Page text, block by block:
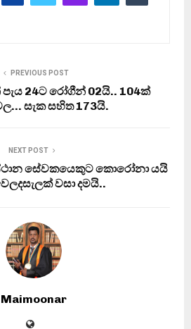
PREVIOUS POST
පැය 24ට රෝගීන් 02යි.. 104ක්
සැක සහිත 173යි.
NEXT POST
සේවකයෙකුට කොරෝනා යයි
වසා දමයි..
Maimoonar